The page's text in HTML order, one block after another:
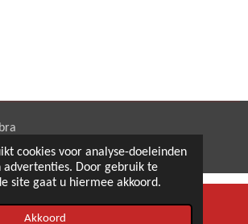
cookies voor analyse-doeleinden
Door gebruik te
site gaat u hiermee akkoord.
Akkoord